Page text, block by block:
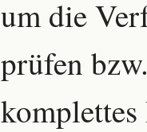
um die
prüfen